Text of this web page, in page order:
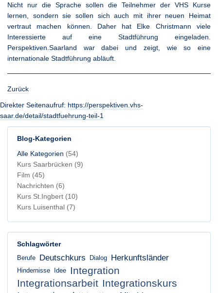
Nicht nur die Sprache sollen die Teilnehmer der VHS Kurse
lernen, sondern sie sollen sich auch mit ihrer neuen Heimat
vertraut machen können. Daher hat Elke Christmann viele
Interessierte auf eine Stadtführung eingeladen.
Perspektiven.Saarland war dabei und zeigt, wie so eine
internationale Stadtführung abläuft.
Zurück
Direkter Seitenaufruf: https://perspektiven.vhs-
saar.de/detail/stadtfuehrung-teil-1
Blog-Kategorien
Alle Kategorien (54)
Kurs Saarbrücken (9)
Film (45)
Nachrichten (6)
Kurs St.Ingbert (10)
Kurs Luisenthal (7)
Schlagwörter
Berufe Deutschkurs Dialog Herkunftsländer
Hindernisse Idee
Integration
Integrationsarbeit Integrationskurs